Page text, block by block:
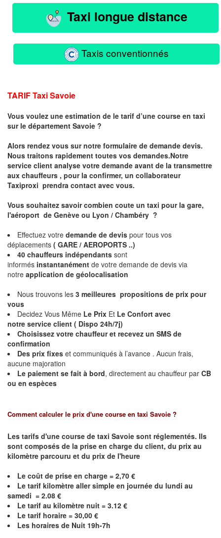
Taxi longue distance
Taxis conventionnés
TARIF Taxi Savoie
Vous voulez une estimation de le tarif d’une course en taxi
sur le département Savoie ?
Alors rendez vous sur notre formulaire de demande devis.
Nous traitons rapidement toutes vos demandes.Notre
service client analyse votre demande avant de la transmettre
aux chauffeurs , pour la confirmer, un collaborateur
Taxiproxi prendra contact avec vous.
Vous souhaitez savoir combien coute un taxi pour la gare,
l'aéroport de Genève ou Lyon / Chambéry ?
Effectuez votre demande de devis pour tous vos
déplacements ( GARE / AEROPORTS ..)
40 chauffeurs indépendants sont
informés instantanément de votre demande de devis via
notre application de géolocalisation
Nous trouvons les 3 meilleures propositions de prix pour
vous
Decidez Vous Même Le Prix Et Le Confort avec
notre service client ( Dispo 24h/7j)
Choisissez votre chauffeur et recevez un SMS de
confirmation
Des prix fixes et communiqués à l’avance . Aucun frais,
aucune majoration
Le paiement se fait à bord, directement au chauffeur par CB
ou en espèces
Comment calculer le prix d'une course en taxi Savoie ?
Les tarifs d'une course de taxi Savoie sont réglementés. Ils
sont composés de la prise en charge du client, du prix au
kilomètre parcouru et du prix de l'heure
Le coût de prise en charge = 2,70 €
Le tarif kilomètre aller simple en journée du lundi au
samedi = 2.08 €
Le tarif au kilomètre nuit = 3.12 €
Le tarif horaire = 30,00 €
Les horaires de Nuit 19h-7h